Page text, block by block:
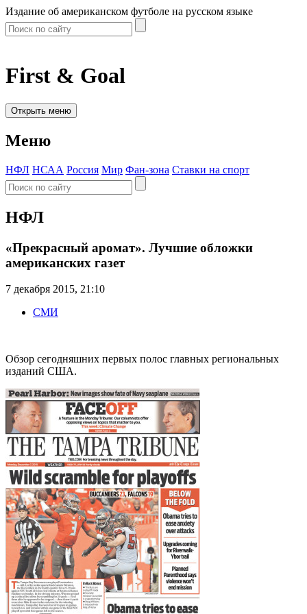
Издание об американском футболе на русском языке
First & Goal
Открыть меню
Меню
НФЛ НСАА Россия Мир Фан-зона Ставки на спорт
НФЛ
«Прекрасный аромат». Лучшие обложки
американских газет
7 декабря 2015, 21:10
СМИ
Обзор сегодняшних первых полос главных региональных
изданий США.